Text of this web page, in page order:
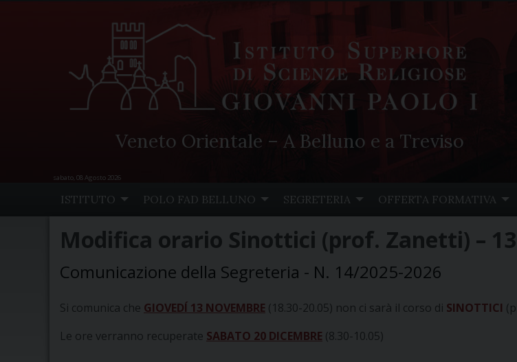
Veneto Orientale – A Belluno e a Treviso
sabato, 08 Agosto 2026
ISTITUTO POLO FAD BELLUNO SEGRETERIA OFFERTA FORMATIVA
Modifica orario Sinottici (prof. Zanetti) –
Comunicazione della Segreteria - N. 14/2025-2026
Si comunica che GIOVEDÍ 13 NOVEMBRE (18.30-20.05) non ci sarà il corso di SINOTTICI
Le ore verranno recuperate SABATO 20 DICEMBRE (8.30-10.05)